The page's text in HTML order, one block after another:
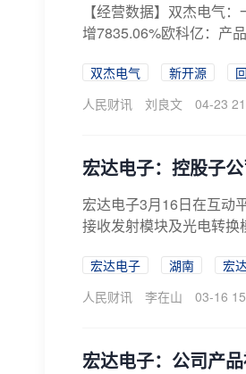
【经营数据】双杰电气
增7835.06%欧科亿：产
双杰电气 新开源
人民财讯
刘良文 04-23
宏达电子：控股子
宏达电子3月16日在互动
接收发射模块及光电转
宏达电子 湖南
宏
人民财讯
李在山 03-16
宏达电子：公司产